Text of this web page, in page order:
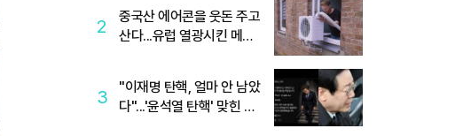
2
중국산 에어콘을 웃돈 주고
산다...유럽 열광시킨 메이
3
"이재명 탄핵, 얼마 안 남았
다"...'윤석열 탄핵' 맞힌 무